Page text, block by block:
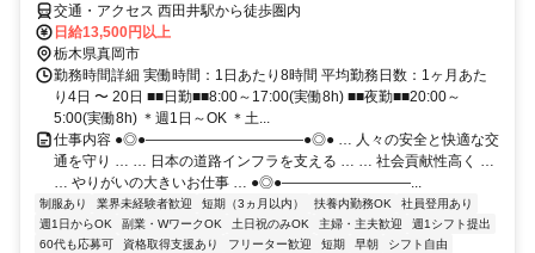
交通・アクセス 西田井駅から徒歩圏内
日給13,500円以上
栃木県真岡市
勤務時間詳細 実働時間：1日あたり8時間 平均勤務日数：1ヶ月あた
り4日 〜 20日 ■■日勤■■8:00～17:00(実働8h) ■■夜勤■■20:00～
5:00(実働8h) ＊週1日～OK ＊土...
仕事内容 ●◎●―――――――――――●◎● … 人々の安全と快適な交
通を守り … … 日本の道路インフラを支える … … 社会貢献性高く …
… やりがいの大きいお仕事 … ●◎●―――――――――...
制服あり 業界未経験者歓迎 短期（3ヵ月以内） 扶養内勤務OK
社員登用あり
週1日からOK
副業・WワークOK 土日祝のみOK 主婦・主夫歓迎
週1シフト提出
60代も応募可
資格取得支援あり フリーター歓迎 短期 早朝
シフト自由